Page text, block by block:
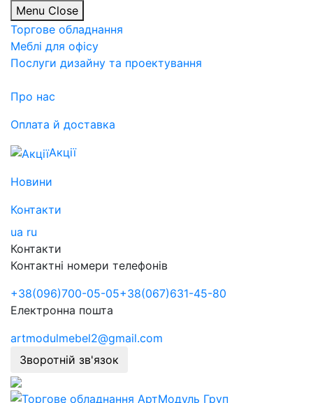
Menu Close
Торгове обладнання
Меблі для офісу
Послуги дизайну та проектування
Про нас
Оплата й доставка
Акції
Новини
Контакти
ua ru
Контакти
Контактні номери телефонів
+38(096)700-05-05+38(067)631-45-80
Електронна пошта
artmodulmebel2@gmail.com
Зворотній зв'язок